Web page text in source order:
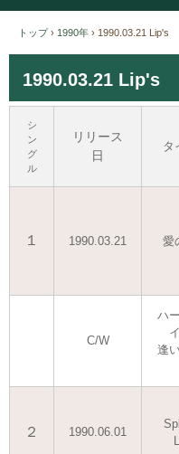
トップ › 1990年 › 1990.03.21 Lip's
1990.03.21 Lip's
シ
ン
グ
ル
リリース
日
タ
１ 1990.03.21 愛
C/W
ハ
逢
２ 1990.06.01